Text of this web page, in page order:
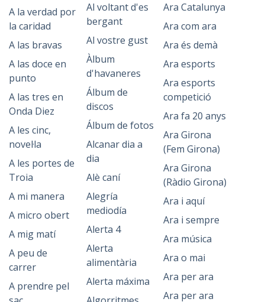
A la verdad por
la caridad
A las bravas
A las doce en
punto
A las tres en
Onda Diez
A les cinc,
novel·la
A les portes de
Troia
A mi manera
A micro obert
A mig matí
A peu de
carrer
A prendre pel
Al voltant d'es
bergant
Al vostre gust
Àlbum
d'havaneres
Álbum de
discos
Álbum de fotos
Alcanar dia a
dia
Alè caní
Alegría
mediodía
Alerta 4
Alerta
alimentària
Alerta máxima
Ara Catalunya
Ara com ara
Ara és demà
Ara esports
Ara esports
competició
Ara fa 20 anys
Ara Girona
(Fem Girona)
Ara Girona
(Ràdio Girona)
Ara i aquí
Ara i sempre
Ara música
Ara o mai
Ara per ara
Ara per ara